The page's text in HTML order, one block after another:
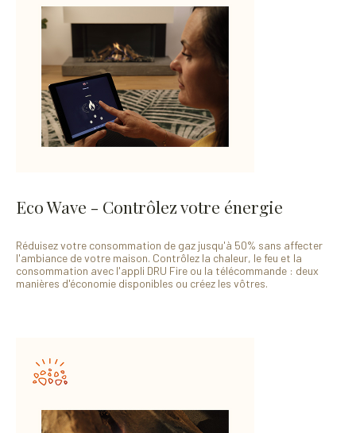
Eco Wave - Contrôlez votre énergie
Réduisez votre consommation de gaz jusqu'à 50% sans affecter
l'ambiance de votre maison. Contrôlez la chaleur, le feu et la
consommation avec l'appli DRU Fire ou la télécommande : deux
manières d'économie disponibles ou créez les vôtres.